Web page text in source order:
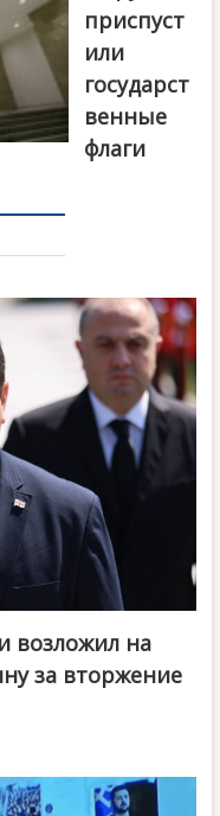
приспуст
или
государст
венные
флаги
возложил на
за вторжение